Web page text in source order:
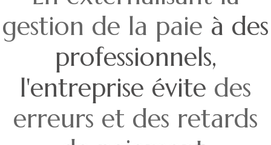
gestion de la paie à des
professionnels,
l'entreprise évite des
erreurs et des retards